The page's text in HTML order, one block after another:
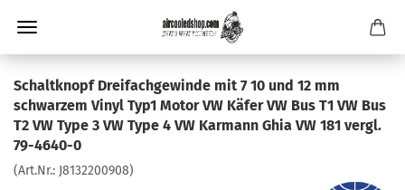
Schaltknopf Dreifachgewinde mit 7 10 und 12 mm
schwarzem Vinyl Typ1 Motor VW Käfer VW Bus T1 VW Bus
T2 VW Type 3 VW Type 4 VW Karmann Ghia VW 181 vergl.
79-4640-0
(Art.Nr.: J8132200908)